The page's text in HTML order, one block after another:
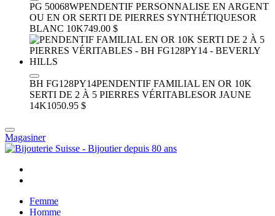
PG 50068WPENDENTIF PERSONNALISE EN ARGENT
OU EN OR SERTI DE PIERRES SYNTHÉTIQUESOR
BLANC 10K749.00 $
BH FG128PY14PENDENTIF FAMILIAL EN OR 10K
SERTI DE 2 À 5 PIERRES VÉRITABLESOR JAUNE
14K1050.95 $
Magasiner
Femme
Homme